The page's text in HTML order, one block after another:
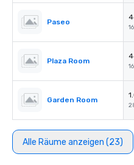
Paseo
Plaza Room
Garden Room
Alle Räume anzeigen (23)